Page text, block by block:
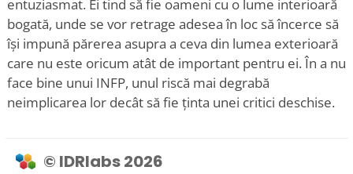
entuziasmat. Ei tind să fie oameni cu o lume interioară
bogată, unde se vor retrage adesea în loc să încerce să
își impună părerea asupra a ceva din lumea exterioară
care nu este oricum atât de important pentru ei. În a nu
face bine unui INFP, unul riscă mai degrabă
neimplicarea lor decât să fie ținta unei critici deschise.
© IDRlabs 2026